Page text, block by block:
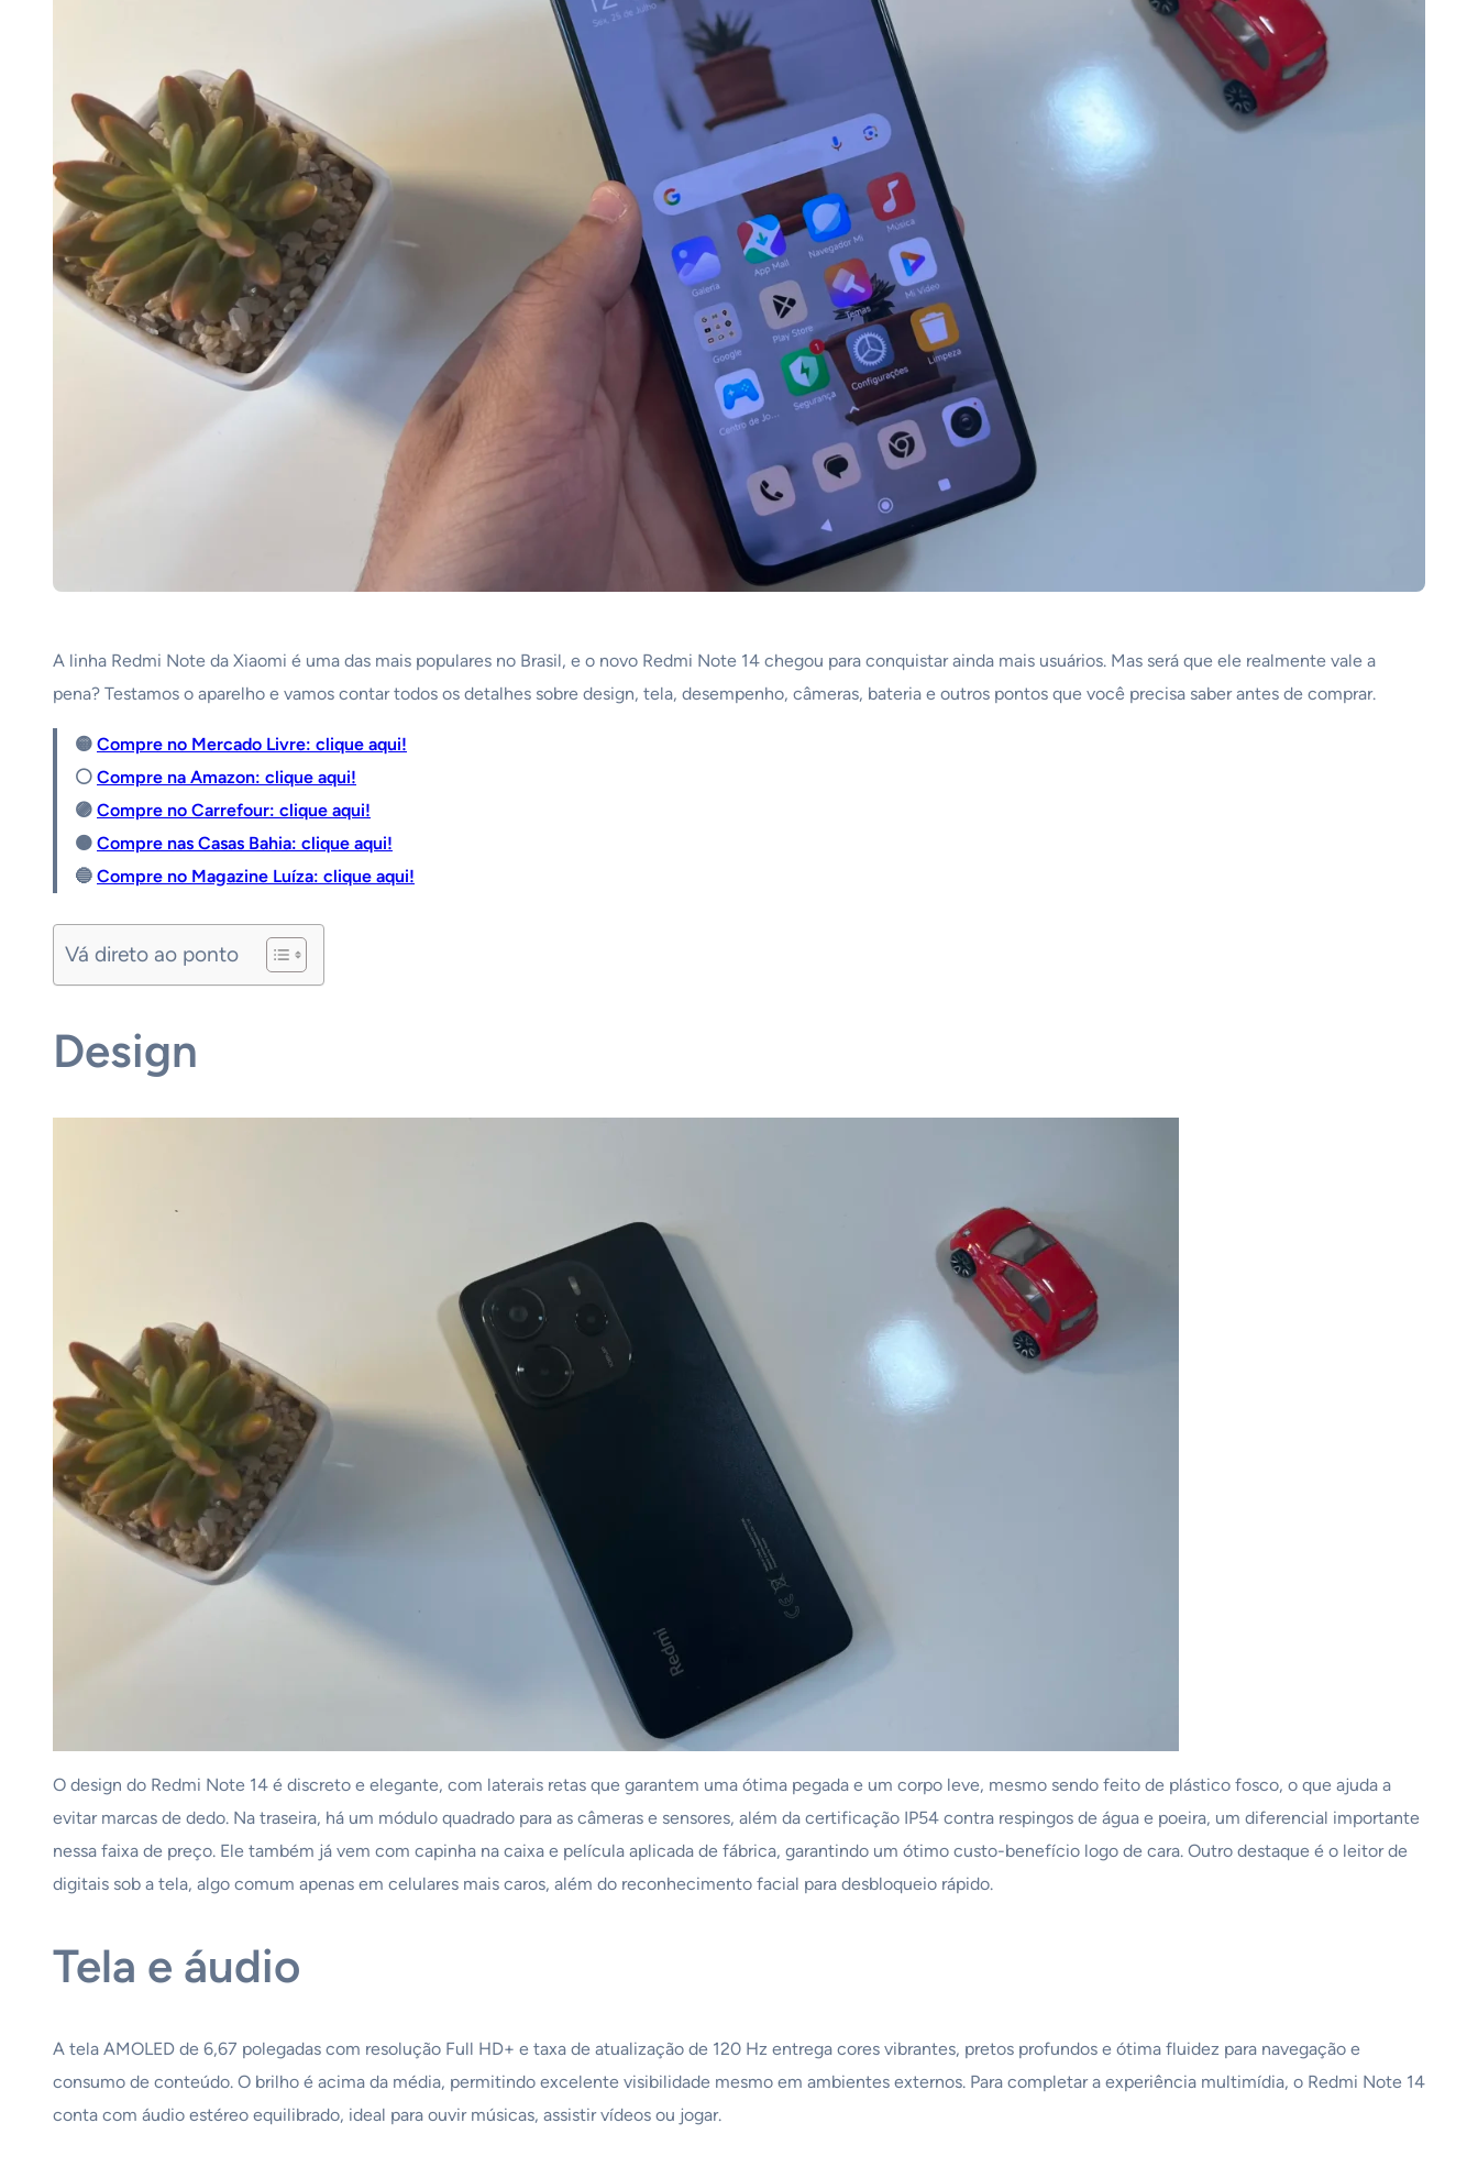
A linha Redmi Note da Xiaomi é uma das mais populares no Brasil, e o novo Redmi Note 14 chegou para conquistar ainda mais usuários. Mas será que ele realmente vale a
pena? Testamos o aparelho e vamos contar todos os detalhes sobre design, tela, desempenho, câmeras, bateria e outros pontos que você precisa saber antes de comprar.
🟡 Compre no Mercado Livre: clique aqui!
⚪️ Compre na Amazon: clique aqui!
🟣 Compre no Carrefour: clique aqui!
🟠 Compre nas Casas Bahia: clique aqui!
🔵 Compre no Magazine Luíza: clique aqui!
Vá direto ao ponto
Design
O design do Redmi Note 14 é discreto e elegante, com laterais retas que garantem uma ótima pegada e um corpo leve, mesmo sendo feito de plástico fosco, o que ajuda a
evitar marcas de dedo. Na traseira, há um módulo quadrado para as câmeras e sensores, além da certificação IP54 contra respingos de água e poeira, um diferencial importante
nessa faixa de preço. Ele também já vem com capinha na caixa e película aplicada de fábrica, garantindo um ótimo custo-benefício logo de cara. Outro destaque é o leitor de
digitais sob a tela, algo comum apenas em celulares mais caros, além do reconhecimento facial para desbloqueio rápido.
Tela e áudio
A tela AMOLED de 6,67 polegadas com resolução Full HD+ e taxa de atualização de 120 Hz entrega cores vibrantes, pretos profundos e ótima fluidez para navegação e
consumo de conteúdo. O brilho é acima da média, permitindo excelente visibilidade mesmo em ambientes externos. Para completar a experiência multimídia, o Redmi Note 14
conta com áudio estéreo equilibrado, ideal para ouvir músicas, assistir vídeos ou jogar.